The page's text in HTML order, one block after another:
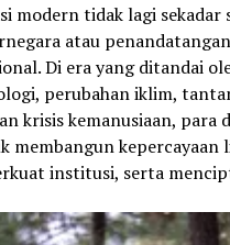
modern tidak lagi sekadar
atau
Di era yang ditandai
perubahan iklim,
krisis kemanusiaan,
membangun kepercayaan
institusi, serta